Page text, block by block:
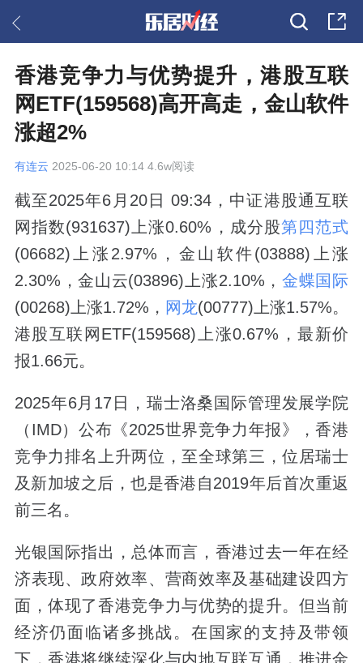
香港竞争力与优势提升，港股互联
网ETF(159568)高开高走，金山软件
涨超2%
有连云 2025-06-20 10:14 4.6w阅读
截至2025年6月20日 09:34，中证港股通互联
网指数(931637)上涨0.60%，成分股第四范式
(06682)上涨2.97%，金山软件(03888)上涨
2.30%，金山云(03896)上涨2.10%， 金蝶国际
(00268)上涨1.72%， 网龙(00777)上涨1.57%。
港股互联网ETF(159568)上涨0.67%，最新价
报1.66元。
2025年6月17日，瑞士洛桑国际管理发展学院
（IMD）公布《2025世界竞争力年报》，香港
竞争力排名上升两位，至全球第三，位居瑞士
及新加坡之后，也是香港自2019年后首次重返
前三名。
光银国际指出，总体而言，香港过去一年在经
济表现、政府效率、营商效率及基础建设四方
面，体现了香港竞争力与优势的提升。但当前
经济仍面临诸多挑战。在国家的支持及带领
下，香港将继续深化与内地互联互通，推进金